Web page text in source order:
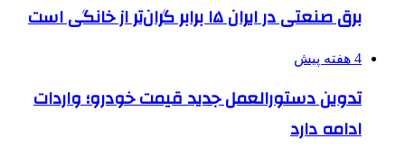
برق صنعتی در ایران ۱۵ برابر گران‌تر از خانگی است
4 هفته پیش
تدوین دستورالعمل جدید قیمت خودرو؛ واردات
ادامه دارد